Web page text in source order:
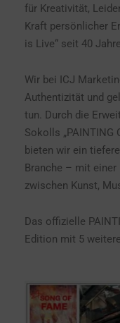
für Kreativität,
Kraft persönlicher
is Live“ seit 40
Wir bei ICJ
Authentizität und
tun. Durch die
Sokolls „PAINTING
bieten wir ein
Branche – mit einer
zwischen Kunst,
Das offizielle
Edition mit 5